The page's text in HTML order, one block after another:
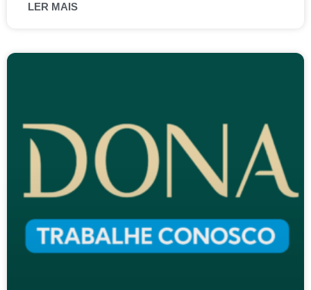
LER MAIS